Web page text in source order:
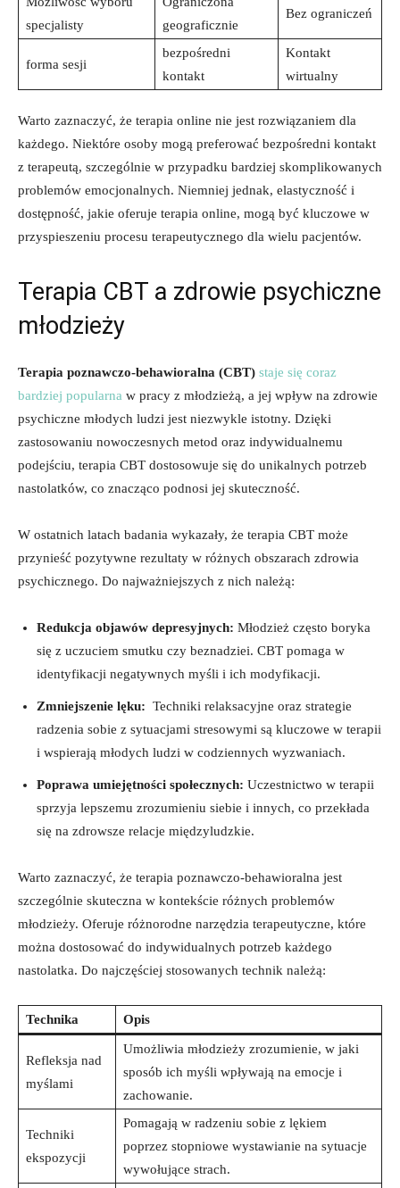
⁢specjalisty
geograficznie
Bez ‍ograniczeń
forma sesji
bezpośredni
kontakt
Kontakt
wirtualny
Warto zaznaczyć, że terapia online nie jest ⁢rozwiązaniem dla⁣
każdego.⁣ Niektóre⁣ osoby mogą preferować bezpośredni​ kontakt
z terapeutą,‍ szczególnie w przypadku bardziej skomplikowanych
problemów emocjonalnych. Niemniej jednak, elastyczność i
dostępność, jakie oferuje‍ terapia online,‌ mogą być kluczowe w
przyspieszeniu procesu terapeutycznego dla wielu ⁣pacjentów.
Terapia CBT a zdrowie​ psychiczne
młodzieży
Terapia poznawczo-behawioralna (CBT) staje się coraz
bardziej popularna ‍ w pracy‌ z młodzieżą, a⁤ jej wpływ na zdrowie
⁣psychiczne młodych ‌ludzi jest ​niezwykle‌ istotny. Dzięki
zastosowaniu⁣ nowoczesnych metod oraz⁣ indywidualnemu
podejściu, terapia CBT dostosowuje się do unikalnych potrzeb
nastolatków, co znacząco podnosi jej skuteczność.
W ostatnich latach ⁢badania ‌wykazały, że terapia CBT może
przynieść pozytywne rezultaty w różnych obszarach zdrowia
psychicznego. Do ‍najważniejszych z⁤ nich należą:
Redukcja objawów depresyjnych: Młodzież często boryka
się z uczuciem smutku czy⁤ beznadziei. CBT pomaga w
identyfikacji negatywnych myśli i ich ‌modyfikacji.
Zmniejszenie‌ lęku: ⁢ Techniki relaksacyjne oraz​ strategie
radzenia sobie z sytuacjami stresowymi są kluczowe w terapii
‌i wspierają młodych ludzi w⁤ codziennych wyzwaniach.
Poprawa umiejętności społecznych: Uczestnictwo w terapii
sprzyja lepszemu zrozumieniu siebie i innych, co przekłada
się na zdrowsze relacje⁣ międzyludzkie.
Warto zaznaczyć, że terapia poznawczo-behawioralna jest
szczególnie skuteczna w kontekście różnych problemów‍
młodzieży. Oferuje‌ różnorodne narzędzia terapeutyczne, które
można dostosować do⁢ indywidualnych⁤ potrzeb każdego
nastolatka. Do ‍najczęściej⁣ stosowanych technik należą:
Technika Opis
Refleksja nad⁤
myślami
Umożliwia młodzieży zrozumienie, w jaki
sposób ich myśli wpływają na⁢ emocje i⁢
zachowanie.
Techniki
ekspozycji
Pomagają w radzeniu sobie​ z lękiem
poprzez stopniowe wystawianie na sytuacje
wywołujące strach.